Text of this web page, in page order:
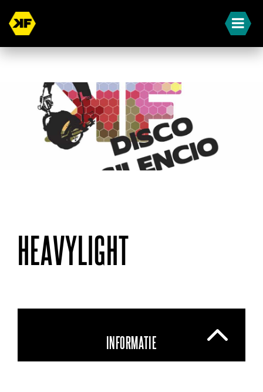
HEAVYLIGHT
INFORMATIE